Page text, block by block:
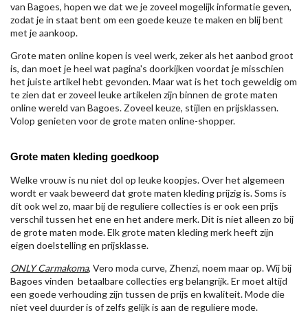
van Bagoes, hopen we dat we je zoveel mogelijk informatie geven,
zodat je in staat bent om een goede keuze te maken en blij bent
met je aankoop.
Grote maten online kopen is veel werk, zeker als het aanbod groot
is, dan moet je heel wat pagina's doorkijken voordat je misschien
het juiste artikel hebt gevonden. Maar wat is het toch geweldig om
te zien dat er zoveel leuke artikelen zijn binnen de grote maten
online wereld van Bagoes. Zoveel keuze, stijlen en prijsklassen.
Volop genieten voor de grote maten online-shopper.
Grote maten kleding goedkoop
Welke vrouw is nu niet dol op leuke koopjes. Over het algemeen
wordt er vaak beweerd dat grote maten kleding prijzig is. Soms is
dit ook wel zo, maar bij de reguliere collecties is er ook een prijs
verschil tussen het ene en het andere merk. Dit is niet alleen zo bij
de grote maten mode. Elk grote maten kleding merk heeft zijn
eigen doelstelling en prijsklasse.
ONLY Carmakoma, Vero moda curve, Zhenzi, noem maar op. Wij bij
Bagoes vinden betaalbare collecties erg belangrijk. Er moet altijd
een goede verhouding zijn tussen de prijs en kwaliteit. Mode die
niet veel duurder is of zelfs gelijk is aan de reguliere mode.